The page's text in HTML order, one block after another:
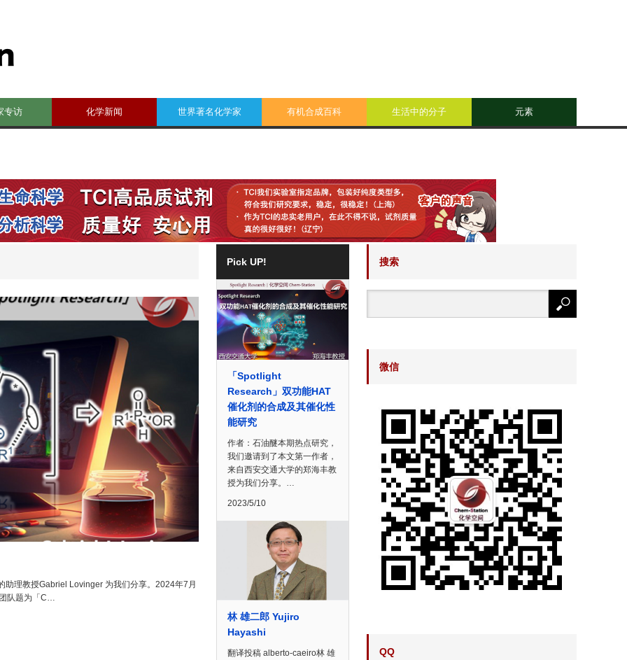
专访 化学新闻 世界著名化学家 有机合成百科 生活中的分子 元素
助理教授Gabriel Lovinger 为我们分享。2024年7月
队题为「C…
Pick UP!
「Spotlight
Research」双功能HAT
催化剂的合成及其催化性
能研究
作者：石油醚本期热点研究，
我们邀请到了本文第一作者，
来自西安交通大学的郑海丰教
授为我们分享。…
2023/5/10
林 雄二郎 Yujiro
Hayashi
翻译投稿 alberto-caeiro林 雄
搜索
微信
QQ